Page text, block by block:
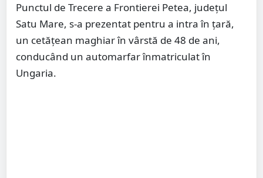
Punctul de Trecere a Frontierei Petea, județul
Satu Mare, s-a prezentat pentru a intra în ţară,
un cetățean maghiar în vârstă de 48 de ani,
conducând un automarfar înmatriculat în
Ungaria.